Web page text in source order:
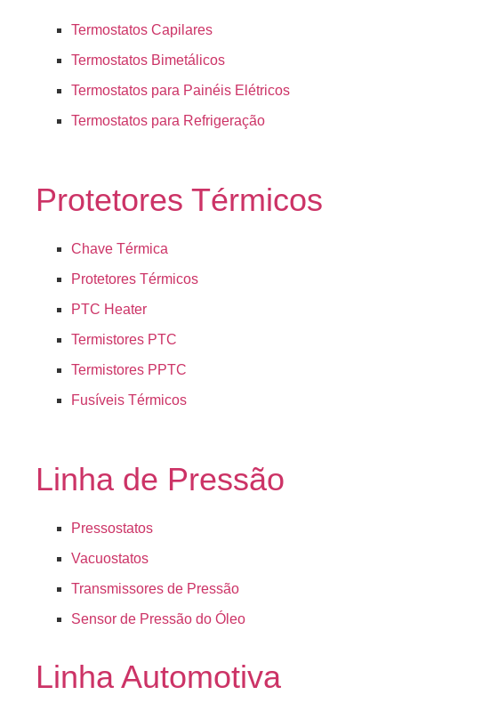
Termostatos Capilares
Termostatos Bimetálicos
Termostatos para Painéis Elétricos
Termostatos para Refrigeração
Protetores Térmicos
Chave Térmica
Protetores Térmicos
PTC Heater
Termistores PTC
Termistores PPTC
Fusíveis Térmicos
Linha de Pressão
Pressostatos
Vacuostatos
Transmissores de Pressão
Sensor de Pressão do Óleo
Linha Automotiva